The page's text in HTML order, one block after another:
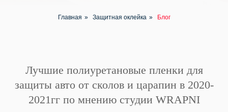
Главная » Защитная оклейка » Блог
Лучшие полиуретановые пленки для
защиты авто от сколов и царапин в 2020-
2021гг по мнению студии WRAPNI